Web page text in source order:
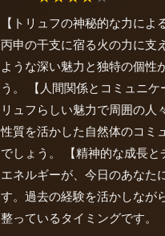
【トリュフの神秘的な力に
丙申の干支に宿る火の力に支
ような深い魅力と独特の個性
う。 【人間関係とコミュニ
リュフらしい魅力で周囲の人
性質を活かした自然体のコミ
でしょう。 【精神的な成長
エネルギーが、今日のあなた
す。過去の経験を活かしなが
整っているタイミングです。